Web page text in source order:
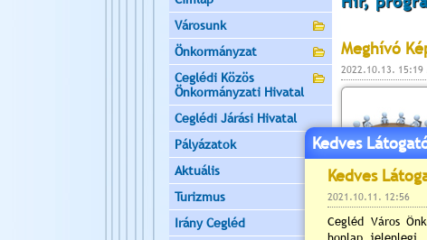
Városunk
Önkormányzat
Ceglédi Közös
Önkormányzati Hivatal
Ceglédi Járási Hivatal
Pályázatok
Aktuális
Turizmus
Irány Cegléd
Meghívó
2022.10.13. 15:19
Helyszín:
2700
Kedves